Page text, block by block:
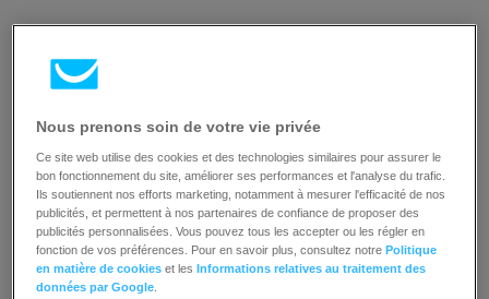
informations exploitables permettant d’améliorer
le site web et de stimuler la croissance de l’entreprise. En
analysant des données telles que les pages vues, les taux
de rebond, les taux de clics et les taux de conversion, les
entreprises peuvent identifier les points à améliorer et
mettre en œuvre des stratégies pour accroître les
performances de leur site web.
Nous prenons soin de votre vie privée
Ce site web utilise des cookies et des technologies similaires pour assurer le
bon fonctionnement du site, améliorer ses performances et l'analyse du trafic.
Ils soutiennent nos efforts marketing, notamment à mesurer l'efficacité de nos
publicités, et permettent à nos partenaires de confiance de proposer des
publicités personnalisées. Vous pouvez tous les accepter ou les régler en
fonction de vos préférences. Pour en savoir plus, consultez notrePolitique
en matière de cookies et lesInformations relatives au traitement des
données par Google